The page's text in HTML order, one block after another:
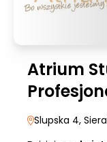
Atrium
Slupska 4,